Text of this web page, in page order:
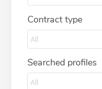
Contract type
Searched profiles